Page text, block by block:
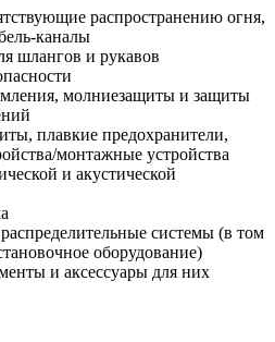
распространению огня,
каналы
шлангов и рукавов
молниезащиты и защиты
плавкие предохранители,
монтажные устройства
и акустической
системы (в том
оборудование)
и аксессуары для них